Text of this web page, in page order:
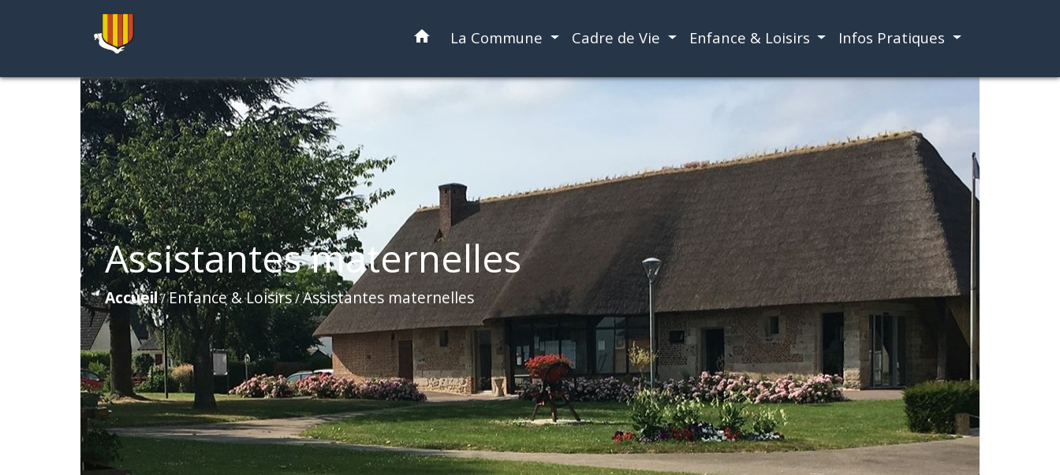
home La Commune Cadre de Vie Enfance & Loisirs Infos Pratiques
Assistantes maternelles
Accueil/Enfance & Loisirs/Assistantes maternelles